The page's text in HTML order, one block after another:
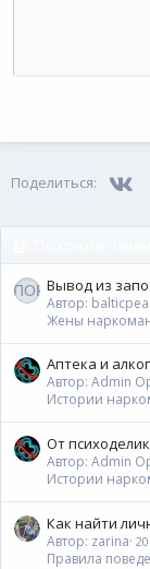
26
Поделиться:
Вывод из
Автор:
Жены
Аптека и
Автор: Admin
Истории
От
Автор: Admin
Истории
Как найти
Автор: zarina
Правила